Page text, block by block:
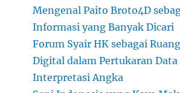
Mengenal Paito Broto4D
Informasi yang Banyak Dicari
Forum Syair HK sebagai
Digital dalam Pertukaran Data
Interpretasi Angka